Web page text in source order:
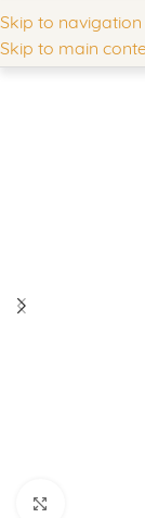
Skip to navigation
Skip to main
Click to